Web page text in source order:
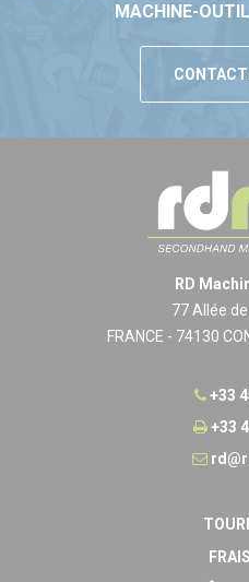
MACHINE-
RD
77 Allée
FRANCE - 74130
+33
+33